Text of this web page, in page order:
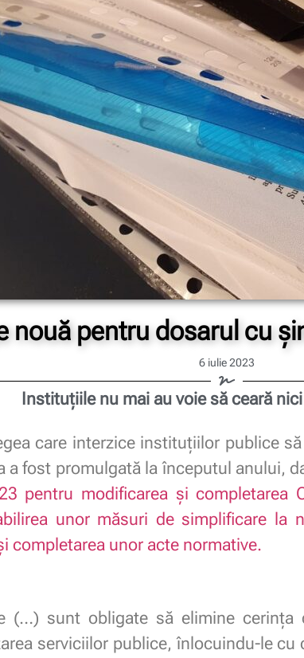
nouă pentru dosarul cu
6 iulie 2023
Instituțiile nu mai au voie să ceară
care interzice instituțiilor publice
a fost promulgată la începutul anului,
pentru modificarea şi completarea
unor măsuri de simplificare la
completarea unor acte normative.
(…) sunt obligate să elimine cerinţa
serviciilor publice, înlocuindu-le